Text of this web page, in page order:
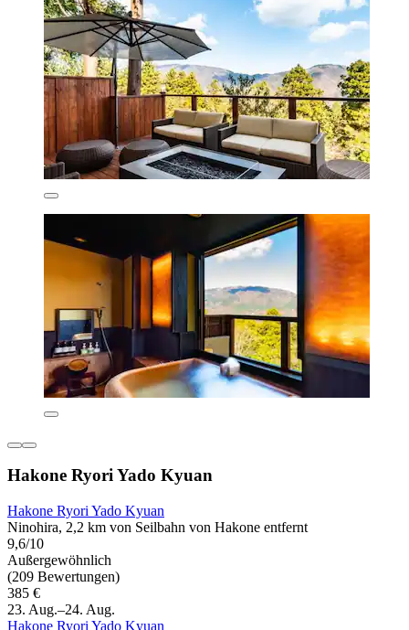
Hakone Ryori Yado Kyuan
Hakone Ryori Yado Kyuan
Ninohira, 2,2 km von Seilbahn von Hakone entfernt
9,6/10
Außergewöhnlich
(209 Bewertungen)
385 €
23. Aug.–24. Aug.
Hakone Ryori Yado Kyuan